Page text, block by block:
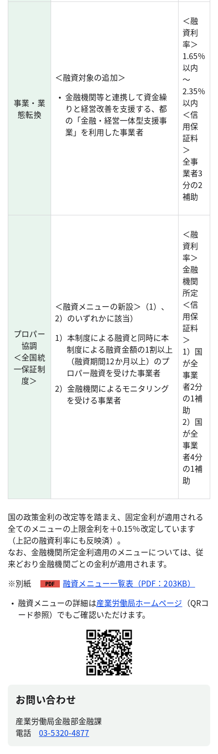
事業・業
態転換
＜融資対象の追加＞
金融機関等と連携して資金繰
りと経営改善を支援する、都
の「金融・経営一体型支援事
業」を利用した事業者
＜融
資利
率＞
1.65％
以内
～
2.35％
以内
＜信
用保
証料
＞
全事
業者3
分の2
補助
プロパー
協調
＜全国統
一保証制
度＞
＜融資メニューの新設＞（1）、
2）のいずれかに該当）
1）本制度による融資と同時に本
制度による融資金額の1割以上
（融資期間12か月以上）のプ
ロパー融資を受けた事業者
2）金融機関によるモニタリング
を受ける事業者
＜融
資利
率＞
金融
機関
所定
＜信
用保
証料
＞
1）国
が全
事業
者2分
の1補
助
2）国
が全
事業
者4分
の1補
助
国の政策金利の改定等を踏まえ、固定金利が適用される
全てのメニューの上限金利を＋0.15％改定しています
（上記の融資利率にも反映済）。
なお、金融機関所定金利適用のメニューについては、従
来どおり金融機関ごとの金利が適用されます。
※別紙
融資メニュー一覧表（PDF：203KB）
融資メニューの詳細は産業労働局ホームページ （QRコ
ード参照）でもご確認いただけます。
お問い合わせ
産業労働局金融部金融課
電話03-5320-4877